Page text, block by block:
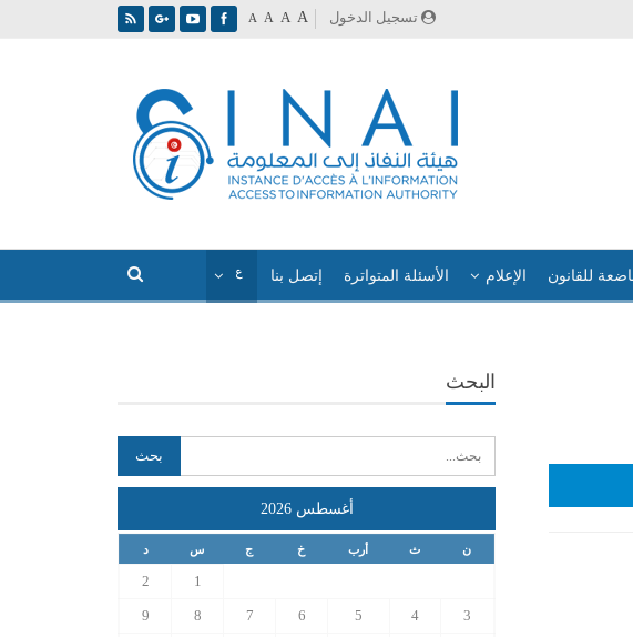
تسجيل الدخول A A A A
للقانون الإعلام الأسئلة المتواترة إتصل بنا
البحث
أغسطس 2026
ن ث أرب خ ج س د
1
2
3
4
5
6
7
8
9